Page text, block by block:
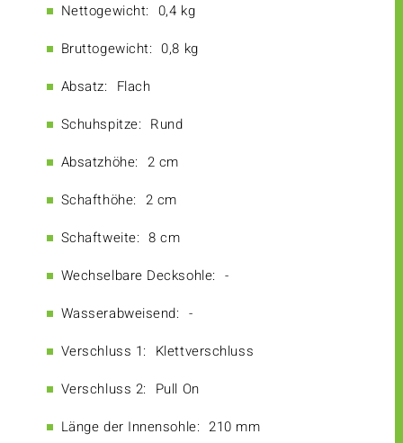
Nettogewicht: 0,4 kg
Bruttogewicht: 0,8 kg
Absatz: Flach
Schuhspitze: Rund
Absatzhöhe: 2 cm
Schafthöhe: 2 cm
Schaftweite: 8 cm
Wechselbare Decksohle: -
Wasserabweisend: -
Verschluss 1: Klettverschluss
Verschluss 2: Pull On
Länge der Innensohle: 210 mm